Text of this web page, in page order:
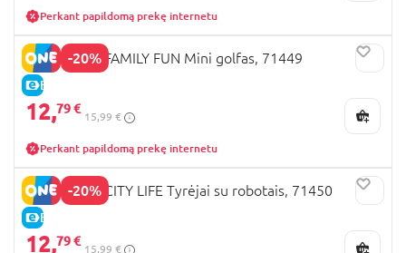
Perkant papildomą prekę internetu
-20%
E-KAINA
PLAYMOBIL FAMILY FUN Mini golfas, 71449
12,79 €
15,99 €
Perkant papildomą prekę internetu
-20%
E-KAINA
PLAYMOBIL CITY LIFE Tyrėjai su robotais, 71450
12,79 €
15,99 €